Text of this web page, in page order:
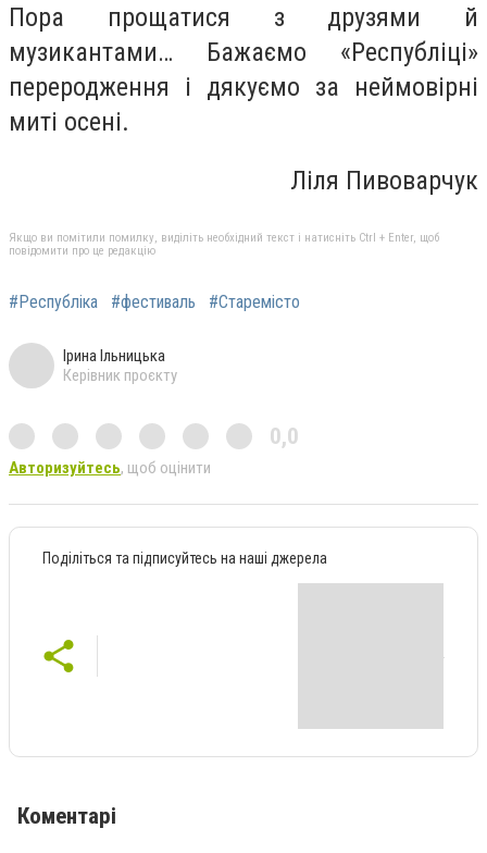
Пора прощатися з друзями й
музикантами… Бажаємо «Республіці»
переродження і дякуємо за неймовірні
миті осені.
Ліля Пивоварчук
Якщо ви помітили помилку, виділіть необхідний текст і натисніть Ctrl + Enter, щоб
повідомити про це редакцію
#Республіка #фестиваль #Старемісто
Ірина Ільницька
Керівник проєкту
0,0
Авторизуйтесь, щоб оцінити
Поділіться та підписуйтесь на наші джерела
Коментарі